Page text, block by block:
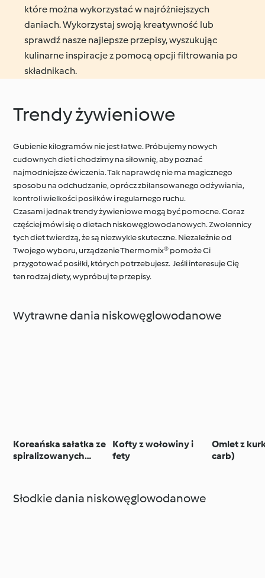
które można wykorzystać w najróżniejszych
daniach. Wykorzystaj swoją kreatywność lub
sprawdź nasze najlepsze przepisy, wyszukując
kulinarne inspiracje z pomocą opcji filtrowania po
składnikach.
Trendy żywieniowe
Gubienie kilogramów nie jest łatwe. Próbujemy nowych
cudownych diet i chodzimy na siłownię, aby poznać
najmodniejsze ćwiczenia. Tak naprawdę nie ma magicznego
sposobu na odchudzanie, oprócz zbilansowanego odżywiania,
kontroli wielkości posiłków i regularnego ruchu.
Czasami jednak trendy żywieniowe mogą być pomocne. Coraz
częściej mówi się o dietach niskowęglowodanowych. Zwolennicy
tych diet twierdzą, że są niezwykle skuteczne. Niezależnie od
Twojego wyboru, urządzenie Thermomix® pomoże Ci
przygotować posiłki, których potrzebujesz. Jeśli interesuje Cię
ten rodzaj diety, wypróbuj te przepisy.
Wytrawne dania niskowęglowodanowe
Koreańska sałatka ze
spiralizowanych
Kofty z wołowiny i
fety
Omlet z
carb)
Słodkie dania niskowęglowodanowe